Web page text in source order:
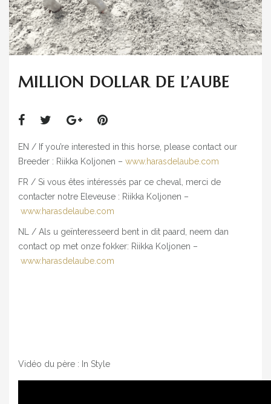
MILLION DOLLAR DE L’AUBE
EN / If you’re interested in this horse, please contact our
Breeder : Riikka Koljonen – www.harasdelaube.com
FR / Si vous êtes intéressés par ce cheval, merci de
contacter notre Eleveuse : Riikka Koljonen –
www.harasdelaube.com
NL / Als u geïnteresseerd bent in dit paard, neem dan
contact op met onze fokker: Riikka Koljonen –
www.harasdelaube.com
Vidéo du père : In Style